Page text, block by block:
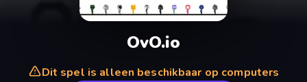
OvO.io
Dit spel is alleen beschikbaar op computers